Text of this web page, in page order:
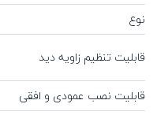
نوع
قابلیت تنظیم زاویه دید
قابلیت نصب عمودی و افقی